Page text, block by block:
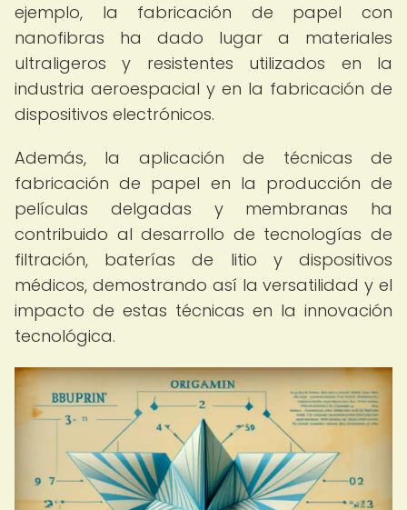
ejemplo, la fabricación de papel con
nanofibras ha dado lugar a materiales
ultraligeros y resistentes utilizados en la
industria aeroespacial y en la fabricación de
dispositivos electrónicos.
Además, la aplicación de técnicas de
fabricación de papel en la producción de
películas delgadas y membranas ha
contribuido al desarrollo de tecnologías de
filtración, baterías de litio y dispositivos
médicos, demostrando así la versatilidad y el
impacto de estas técnicas en la innovación
tecnológica.